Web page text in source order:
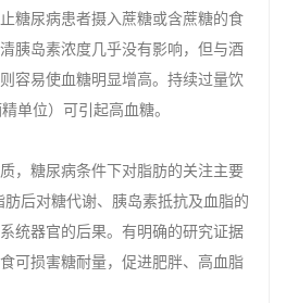
糖尿病患者摄入蔗糖或含蔗糖的食
胰岛素浓度几乎没有影响，但与酒
容易使血糖明显增高。持续过量饮
单位）可引起高血糖。
糖尿病条件下对脂肪的关注主要
后对糖代谢、胰岛素抵抗及血脂的
统器官的后果。有明确的研究证据
可损害糖耐量，促进肥胖、高血脂